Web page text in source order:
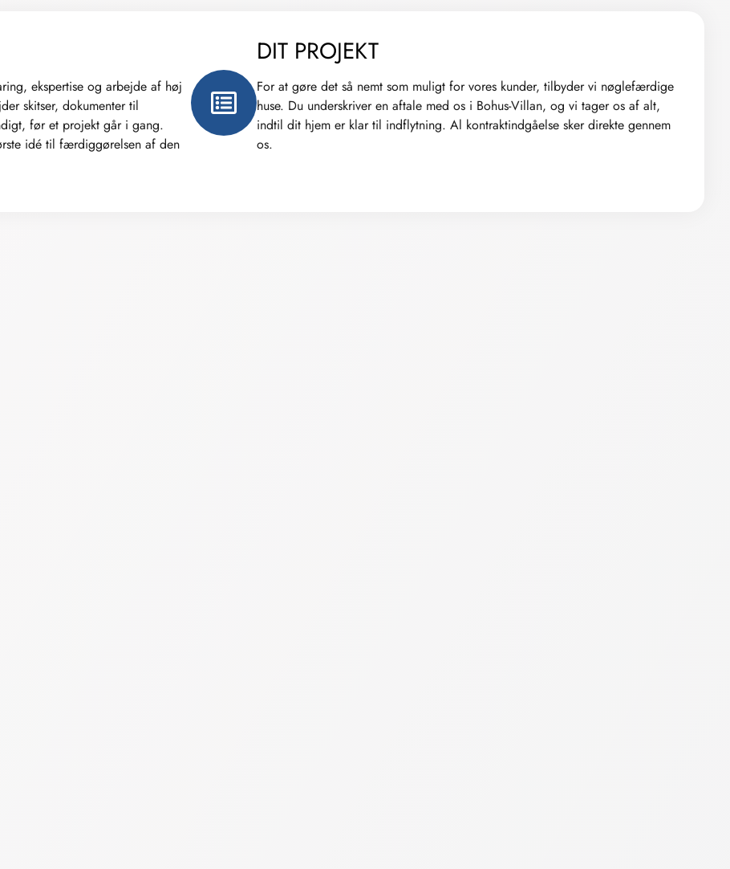
ekspertise og arbejde af høj
skitser, dokumenter til
før et projekt går i gang.
idé til færdiggørelsen af den
DIT PROJEKT
For at gøre det så nemt som muligt for vores kunder, tilbyder vi nøglefærdige
huse. Du underskriver en aftale med os i Bohus-Villan, og vi tager os af alt,
indtil dit hjem er klar til indflytning. Al kontraktindgåelse sker direkte gennem
os.